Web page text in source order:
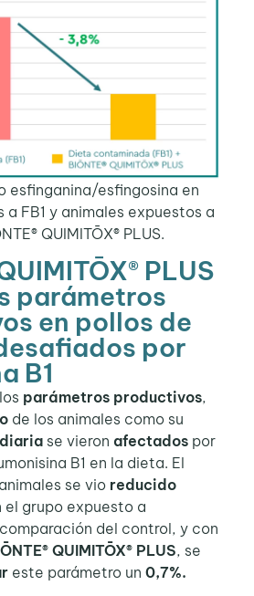
esfinganina/esfingosina en
a FB1 y animales expuestos a
QUIMITŌX® PLUS.
PLUS
parámetros
en pollos de
por
B1
parámetros productivos,
de los animales como su
se vieron afectados por
B1 en la dieta. El
se vio reducido
el grupo expuesto a
del control, y con
QUIMITŌX® PLUS, se
este parámetro un 0,7%.